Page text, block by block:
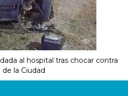
al hospital tras chocar contra
la Ciudad